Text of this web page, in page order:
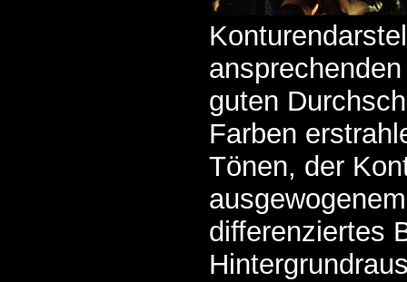
guten
Farben
Tönen, der
differenziertes